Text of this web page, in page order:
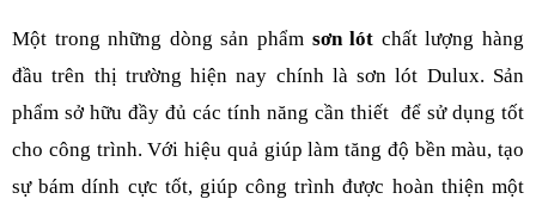
Một trong những dòng sản phẩm sơn lót chất lượng hàng
đầu trên thị trường hiện nay chính là sơn lót Dulux. Sản
phẩm sở hữu đầy đủ các tính năng cần thiết  để sử dụng tốt
cho công trình. Với hiệu quả giúp làm tăng độ bền màu, tạo
sự bám dính cực tốt, giúp công trình được hoàn thiện một